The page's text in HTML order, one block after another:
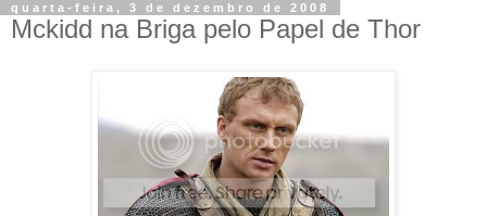
quarta-feira, 3 de dezembro de 2008
Mckidd na Briga pelo Papel de Thor